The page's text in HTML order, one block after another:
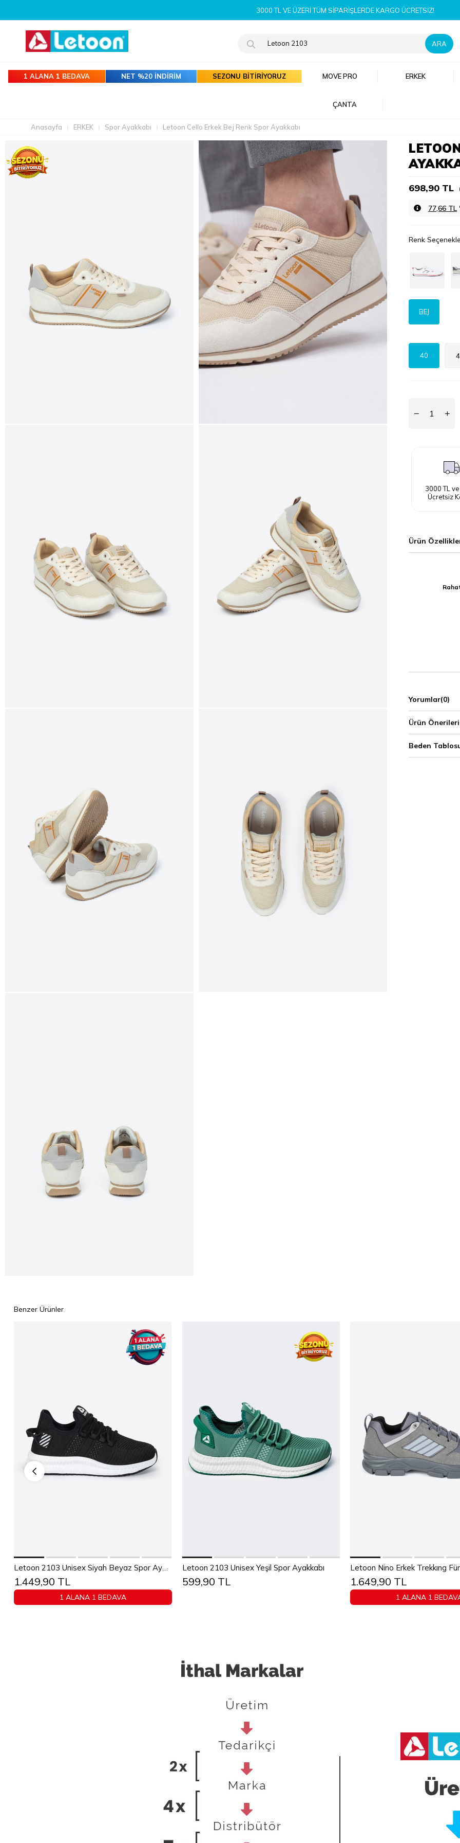
YENI SEZON ÜRÜNLERI ŞIMDI KEŞFET!
1 ALANA 1 BEDAVA NET %20 İNDİRİM SEZONU BİTİRİYORUZ MOVE PRO ERKEK
ÇANTA
Anasayfa ERKEK Spor Ayakkabı Letoon Cello Erkek Bej Renk Spor Ayakkabı
698,90 TL
77,66 TL
Renk
BEJ
40
3000 TL
Ücretsiz
Ürün
Yorumlar(0)
Ürün Önerileri
Beden
Benzer Ürünler
Sepete Ekle
36 37 38 39 40 41 42
43 Letoon 2103 Unisex Siyah Beyaz Spor Ayakkabı
1.449,90 TL
1 ALANA 1 BEDAVA
Sepete Ekle
36 37 38 39 40 41 42
43
Letoon 2103 Unisex Yeşil Spor Ayakkabı
599,90 TL
Sepete Ekle
40 41
Letoon Nino Erkek Trekkıng
1.649,90 TL
1 ALANA 1